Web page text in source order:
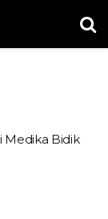
Medika Bidik